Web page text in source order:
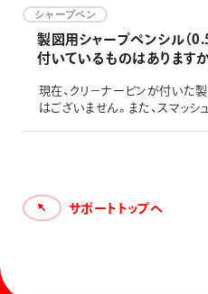
シャープペン
製図用シャープペンシル（
付いているものはあります
現在、クリ－ナーピンが付いた製
はございません。また、スマッ
サポートトップへ